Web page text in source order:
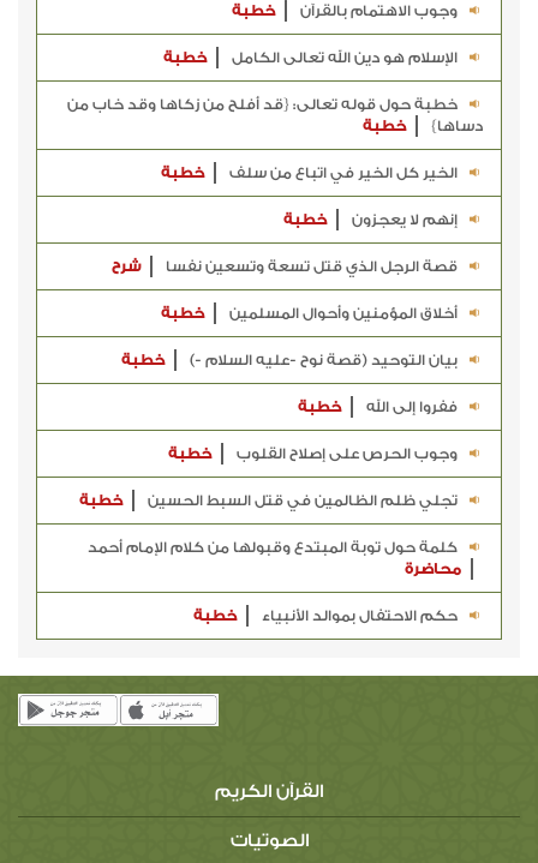
وجوب الاهتمام بالقرآن خطبة
الإسلام هو دين الله تعالى الكامل خطبة
خطبة حول قوله تعالى: {قد أفلح من زكاها وقد خاب من
دساها}
خطبة
الخير كل الخير في اتباع من سلف خطبة
إنهم لا يعجزون خطبة
قصة الرجل الذي قتل تسعة وتسعين نفسا شرح
أخلاق المؤمنين وأحوال المسلمين خطبة
بيان التوحيد (قصة نوح -عليه السلام -) خطبة
ففروا إلى الله خطبة
وجوب الحرص على إصلاح القلوب خطبة
تجلي ظلم الظالمين في قتل السبط الحسين خطبة
كلمة حول توبة المبتدع وقبولها من كلام الإمام أحمد
محاضرة
حكم الاحتفال بموالد الأنبياء خطبة
القرآن الكريم
الصوتيات